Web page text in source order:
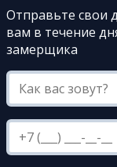
Отправьте свои
вам в течение
замерщика